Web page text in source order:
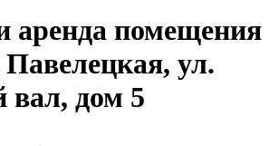
аренда помещения
ул.
вал, дом 5